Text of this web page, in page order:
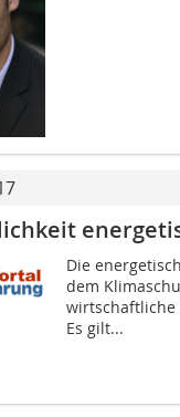
Die
dem
wirtschaftliche
Es gilt...